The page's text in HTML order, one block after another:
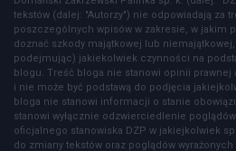
tekstów (dalej: "Autorzy") nie odpowiadają za
poszczególnych wpisów w zakresie, w jakim
doznać szkody majątkowej lub
podejmując) jakiekolwiek czynności na
blogu. Treść bloga nie stanowi opinii prawnej
i nie może być podstawą do podjęcia
bloga nie stanowi informacji o stanie
stanowi wyłącznie odzwierciedlenie
oficjalnego stanowiska DZP w jakiejkolwiek
do zmiany tekstów oraz poglądów